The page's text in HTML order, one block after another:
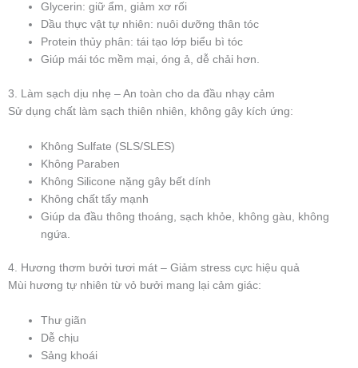
Glycerin: giữ ẩm, giảm xơ rối
Dầu thực vật tự nhiên: nuôi dưỡng thân tóc
Protein thủy phân: tái tạo lớp biểu bì tóc
Giúp mái tóc mềm mại, óng ả, dễ chải hơn.
3. Làm sạch dịu nhẹ – An toàn cho da đầu nhạy cảm
Sử dụng chất làm sạch thiên nhiên, không gây kích ứng:
Không Sulfate (SLS/SLES)
Không Paraben
Không Silicone nặng gây bết dính
Không chất tẩy mạnh
Giúp da đầu thông thoáng, sạch khỏe, không gàu, không
ngứa.
4. Hương thơm bưởi tươi mát – Giảm stress cực hiệu quả
Mùi hương tự nhiên từ vỏ bưởi mang lại cảm giác:
Thư giãn
Dễ chịu
Sảng khoái